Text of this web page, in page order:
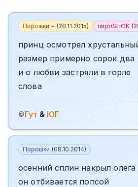
Пирожки + (28.11.2015) пироSHOK (
принц осмотрел
размер примерно сорок два
и о любви застряли в горле
слова
©Гут & ЮГ
Порошки (08.10.2014)
осенний сплин накрыл олега
он отбивается попсой